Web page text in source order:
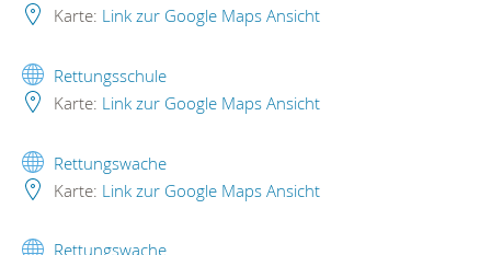
Karte: Link zur Google Maps Ansicht
Rettungsschule
Karte: Link zur Google Maps Ansicht
Rettungswache
Karte: Link zur Google Maps Ansicht
Rettungswache